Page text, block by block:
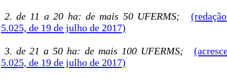
2. de 11 a 20 ha: de mais 50 UFERMS;
5.025, de 19 de julho de 2017)
3. de 21 a 50 ha: de mais 100 UFERMS;
5.025, de 19 de julho de 2017)